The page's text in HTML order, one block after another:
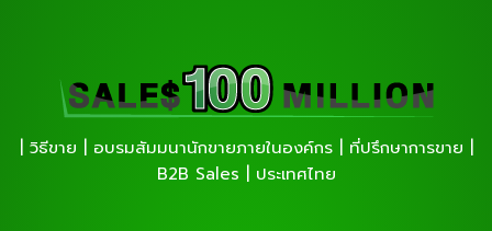
| วิธีขาย | อบรมสัมมนานักขายภายในองค์กร | ที่ปรึกษาการขาย |
B2B Sales | ประเทศไทย